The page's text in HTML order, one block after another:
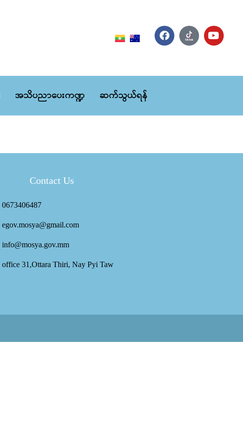
အသိပညာပေးကဏ္ဍ ဆက်သွယ်ရန်
Contact Us
0673406487
egov.mosya@gmail.com
info@mosya.gov.mm
office 31,Ottara Thiri, Nay Pyi Taw